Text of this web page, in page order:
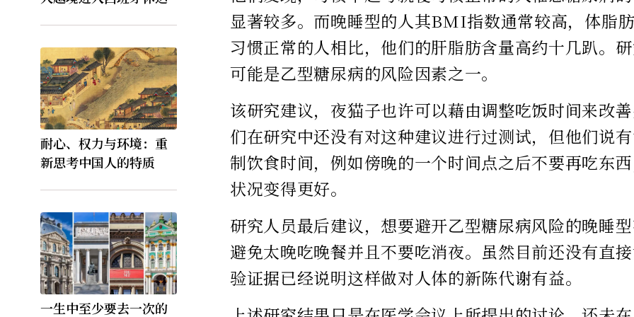
耐心、权力与环境：重
新思考中国人的特质
一生中至少要去一次的
显著较多。而晚睡型的人其BMI指数通常较高，体脂
习惯正常的人相比，他们的肝脂肪含量高约十几趴。
可能是乙型糖尿病的风险因素之一。
该研究建议，夜猫子也许可以藉由调整吃饭时间来改
们在研究中还没有对这种建议进行过测试，但他们说
制饮食时间，例如傍晚的一个时间点之后不要再吃东
状况变得更好。
研究人员最后建议，想要避开乙型糖尿病风险的晚睡
避免太晚吃晚餐并且不要吃消夜。虽然目前还没有直
验证据已经说明这样做对人体的新陈代谢有益。